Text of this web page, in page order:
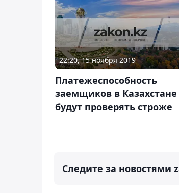
22:20, 15 ноября 2019
Платежеспособность
заемщиков в Казахстане
будут проверять строже
Следите за новостями